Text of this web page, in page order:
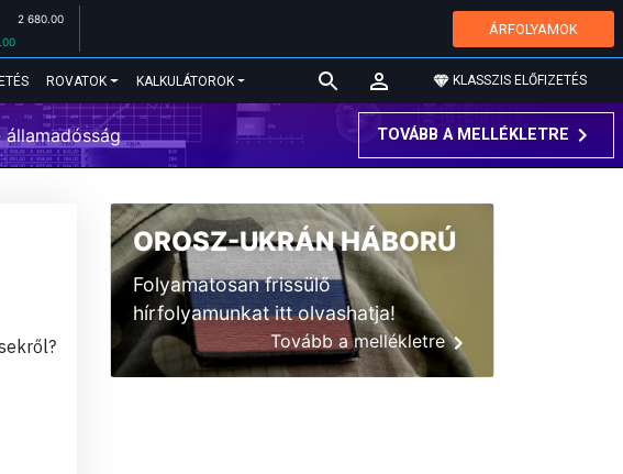
2 680.00
ÁRFOLYAMOK
ROVATOK KALKULÁTOROK KLASSZIS ELŐFIZETÉS
TOVÁBB A MELLÉKLETRE
OROSZ-UKRÁN HÁBORÚ
Folyamatosan frissülő
hírfolyamunkat itt olvashatja!
Tovább a mellékletre